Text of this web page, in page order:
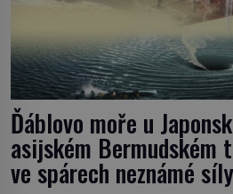
Ďáblovo moře u
asijském Bermudském
ve spárech neznámé